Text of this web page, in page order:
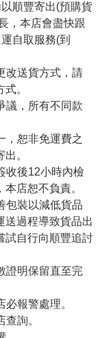
順豐寄出(預購貨
，本店會盡快跟
自取服務(到
送貨方式，請
。
，所有不同款
恕非免運費之
。
後12小時內檢
店恕不負責。
裝以減低貨品
送過程導致貨品出
試自行向順豐追討
明保留直至完
報警處理。
詢。